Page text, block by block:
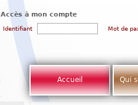
Accès à mon compte
Identifiant Mot de
Accueil Qui